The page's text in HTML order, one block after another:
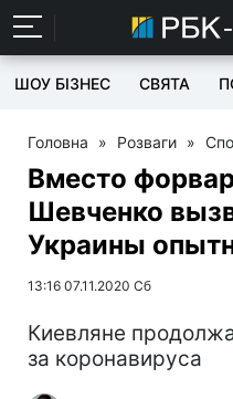
ШОУ БІЗНЕС СВЯТА
Головна » Розваги »
Вместо
Шевченко
Украины
13:16 07.11.2020 Сб
Киевляне
за коронавируса